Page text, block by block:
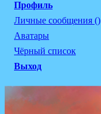
Профиль
Личные сообщения ()
Аватары
Чёрный список
Выход